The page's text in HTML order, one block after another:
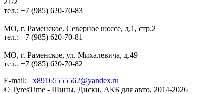
тел.: +7 (985) 620-70-83
МО, г. Раменское, Северное шоссе, д.1, стр.2
тел.: +7 (985) 620-70-81
МО, г. Раменское, ул. Михалевича, д.49
тел.: +7 (985) 620-70-82
E-mail: x89165555562@yandex.ru
© TyresTime - Шины, Диски, АКБ для авто, 2014-2026